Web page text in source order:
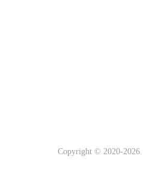
Copyright © 2020-